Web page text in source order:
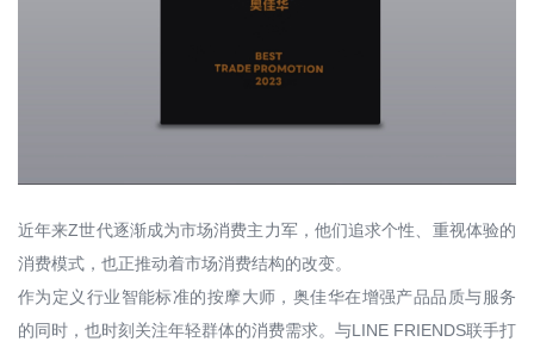
近年来Z世代逐渐成为市场消费主力军，他们追求个性、重视体验的
消费模式，也正推动着市场消费结构的改变。
作为定义行业智能标准的按摩大师，奥佳华在增强产品品质与服务
的同时，也时刻关注年轻群体的消费需求。与LINE FRIENDS联手打